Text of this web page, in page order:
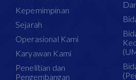
Kepemimpinan
Sejarah
Operasional Kami
Karyawan Kami
Penelitian dan
Pengembangan